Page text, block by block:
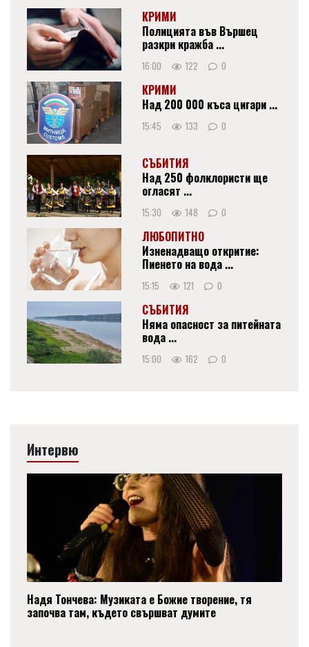
КРИМИ
Полицията във Вършец
разкри кражба ...
16:00 122 0
КРИМИ
Над 200 000 къса цигари ...
15:45 133 0
СЪБИТИЯ
Над 250 фолклористи ще
огласят ...
15:30 148 0
ЛЮБОПИТНО
Изненадващо откритие:
Пиенето на вода ...
15:15 121 0
СЪБИТИЯ
Няма опасност за питейната
вода ...
15:00 162 0
Интервю
Надя Тончева: Музиката е Божие творение, тя
започва там, където свършват думите